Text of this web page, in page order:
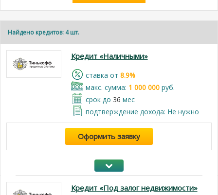
Найдено кредитов: 4 шт.
Кредит «Наличными»
cтавка от 8.9%
макс. сумма: 1 000 000руб.
срок до 36 мес
подтверждение дохода: Не нужно
Оформить заявку
Кредит «Под залог недвижимости»